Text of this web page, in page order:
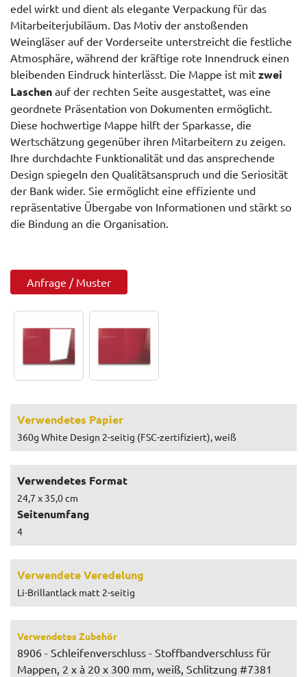
edel wirkt und dient als elegante Verpackung für das
Mitarbeiterjubiläum. Das Motiv der anstoßenden
Weingläser auf der Vorderseite unterstreicht die festliche
Atmosphäre, während der kräftige rote Innendruck einen
bleibenden Eindruck hinterlässt. Die Mappe ist mit zwei
Laschen auf der rechten Seite ausgestattet, was eine
geordnete Präsentation von Dokumenten ermöglicht.
Diese hochwertige Mappe hilft der Sparkasse, die
Wertschätzung gegenüber ihren Mitarbeitern zu zeigen.
Ihre durchdachte Funktionalität und das ansprechende
Design spiegeln den Qualitätsanspruch und die Seriosität
der Bank wider. Sie ermöglicht eine effiziente und
repräsentative Übergabe von Informationen und stärkt so
die Bindung an die Organisation.
Anfrage / Muster
Verwendetes Papier
360g White Design 2-seitig (FSC-zertifiziert), weiß
Verwendetes Format
24,7 x 35,0 cm
Seitenumfang
4
Verwendete Veredelung
Li-Brillantlack matt 2-seitig
Verwendetes Zubehör
8906 - Schleifenverschluss - Stoffbandverschluss für
Mappen, 2 x à 20 x 300 mm, weiß, Schlitzung #7381